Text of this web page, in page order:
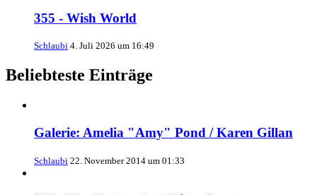
355 - Wish World
Schlaubi 4. Juli 2026 um 16:49
Beliebteste Einträge
Galerie: Amelia "Amy" Pond / Karen Gillan
Schlaubi 22. November 2014 um 01:33